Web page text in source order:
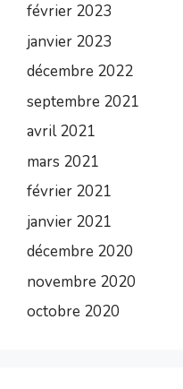
février 2023
janvier 2023
décembre 2022
septembre 2021
avril 2021
mars 2021
février 2021
janvier 2021
décembre 2020
novembre 2020
octobre 2020